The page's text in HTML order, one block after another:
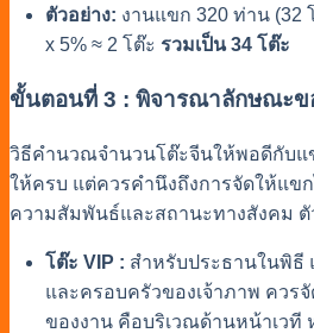
ตัวอย่าง: งานแขก 320 ท่าน (32
x 5% ≈ 2 โต๊ะ รวมเป็น 34 โต๊ะ
ขั้นตอนที่ 3 : พิจารณาลักษณะข
วิธีคำนวณจำนวนโต๊ะจีนให้พอดีกับแ
ให้ครบ แต่ควรคำนึงถึงการจัดให้แข
ความสัมพันธ์และสถานะทางสังคม ตั
โต๊ะ VIP : สำหรับประธานในพิธี
และครอบครัวของเจ้าภาพ ควร
ของงาน คือบริเวณด้านหน้าเวที